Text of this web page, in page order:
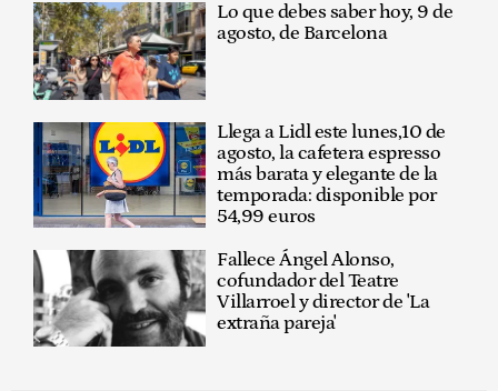
Lo que debes saber hoy, 9 de
agosto, de Barcelona
Llega a Lidl este lunes,10 de
agosto, la cafetera espresso
más barata y elegante de la
temporada: disponible por
54,99 euros
Fallece Ángel Alonso,
cofundador del Teatre
Villarroel y director de 'La
extraña pareja'